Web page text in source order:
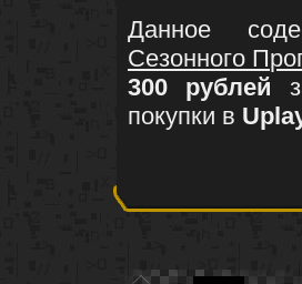
Данное
Сезонного
300 рублей
покупки в